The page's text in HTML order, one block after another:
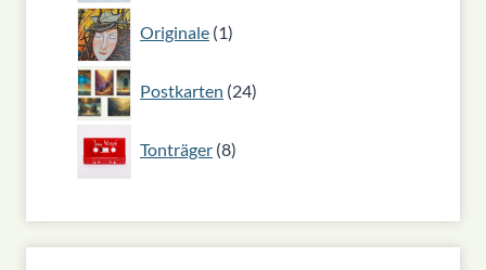
Originale 1
1
Produkt
Postkarten 24
24
Produkte
Tonträger 8
8
Produkte